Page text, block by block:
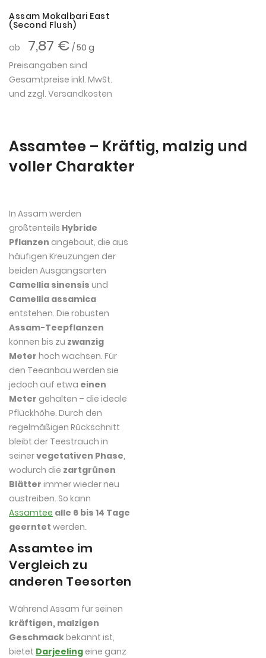
Assam Mokalbari East
(Second Flush)
ab
7,87 € / 50 g
Preisangaben sind
Gesamtpreise inkl. MwSt.
und zzgl. Versandkosten
Assamtee – Kräftig, malzig und
voller Charakter
In Assam werden
größtenteils Hybride
Pflanzen angebaut, die aus
häufigen Kreuzungen der
beiden Ausgangsarten
Camellia sinensis und
Camellia assamica
entstehen. Die robusten
Assam-Teepflanzen
können bis zu zwanzig
Meter hoch wachsen. Für
den Teeanbau werden sie
jedoch auf etwa einen
Meter gehalten – die ideale
Pflückhöhe. Durch den
regelmäßigen Rückschnitt
bleibt der Teestrauch in
seinervegetativen Phase,
wodurch die zartgrünen
Blätter immer wieder neu
austreiben. So kann
Assamtee alle 6 bis 14 Tage
geerntet werden.
Assamtee im
Vergleich zu
anderen Teesorten
Während Assam für seinen
kräftigen, malzigen
Geschmackbekannt ist,
bietet Darjeeling eine ganz